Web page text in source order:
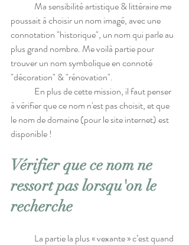
poussait à choisir un nom imagé, avec une
connotation "historique", un nom qui parle au
plus grand nombre. Me voilà partie pour
trouver un nom symbolique en connoté
"décoration" & "rénovation".
à vérifier que ce nom n'est pas choisit, et que
le nom de domaine (pour le site internet) est
disponible !
Vérifier que ce nom ne
ressort pas lorsqu'on le
recherche